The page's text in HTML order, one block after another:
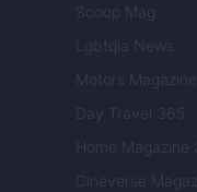
Scoop Mag
Lgbtqia News
Motors
Day Travel 365
Home Magazine
Cineverse